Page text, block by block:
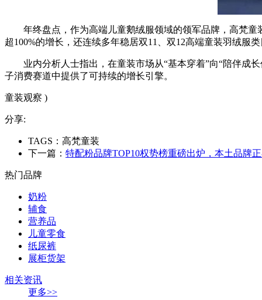
年终盘点，作为高端儿童鹅绒服领域的领军品牌，高梵
超100%的增长，还连续多年稳居双11、双12高端童装羽绒服
业内分析人士指出，在童装市场从“基本穿着”向“陪伴成
子消费赛道中提供了可持续的增长引擎。
童装观察 )
分享:
TAGS：高梵童装
下一篇： 特配粉品牌TOP10权势榜重磅出炉，本土品牌
热门品牌
奶粉
辅食
营养品
儿童零食
纸尿裤
展柜货架
相关资讯
更多>>